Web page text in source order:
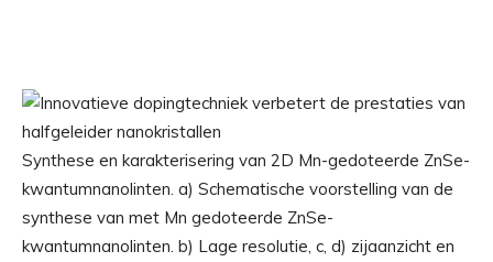
Synthese en karakterisering van 2D Mn-gedoteerde ZnSe-
kwantumnanolinten. a) Schematische voorstelling van de
synthese van met Mn gedoteerde ZnSe-
kwantumnanolinten. b) Lage resolutie, c, d) zijaanzicht en